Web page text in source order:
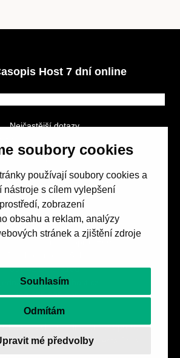
soubory cookies
používají soubory cookies a
nástroje s cílem vylepšení
zobrazení
obsahu a reklam, analýzy
stránek a zjištění zdroje
Souhlasím
Odmítám
mé předvolby
Host 7 dní online
Nejčastější dotazy
Obchodní podmínky
vydávání
657 42 Brno-střed
+420 775 995 695
s laskavou finanční podporou
ČR a statutárního města Brna.